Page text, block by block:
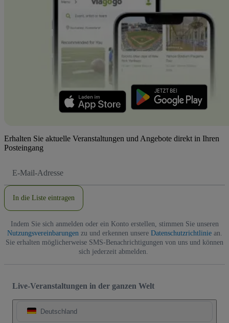
Erhalten Sie aktuelle Veranstaltungen und Angebote direkt in Ihren
Posteingang
Mail-
In die Liste eintragen
Indem Sie sich anmelden oder ein Konto erstellen, stimmen Sie unseren
Nutzungsvereinbarungenzu und erkennen unsere Datenschutzrichtliniean.
Sie erhalten möglicherweise SMS-Benachrichtigungen von uns und können
sich jederzeit abmelden.
Live-Veranstaltungen in der ganzen Welt
Deutschland